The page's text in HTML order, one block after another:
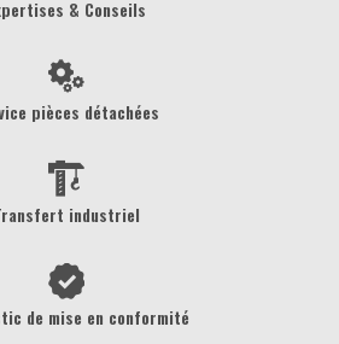
& Conseils
pièces détachées
industriel
de mise en conformité